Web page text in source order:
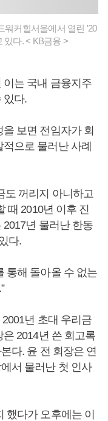
워커힐서울에서 열린 '20
있다. < KB금융 >
는 국내 금융지주
있다.
보면 전임자가 회
으로 물러난 사례
도 꺼리지 아니하고
때 2010년 이후 진
년 물러난 한동
다.
통해 돌아올 수 없는
년 초대 우리금
2014년 쓴 회고록
다. 윤 전 회장은 연
서 물러난 첫 인사
했다가 오후에는 이